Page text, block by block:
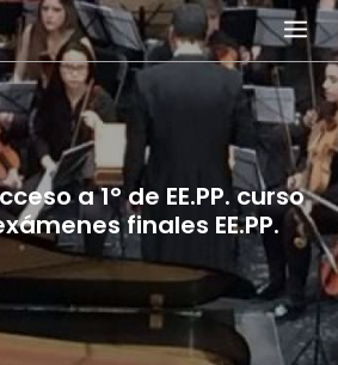
a 1º de EE.PP. curso
finales EE.PP.